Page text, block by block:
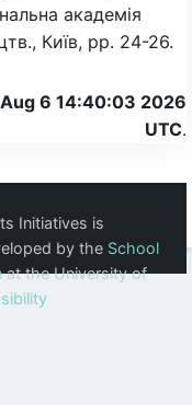
академія
Київ, pp. 24-26.
6 14:40:03 2026
UTC.
Initiatives is
by the School
at the University of